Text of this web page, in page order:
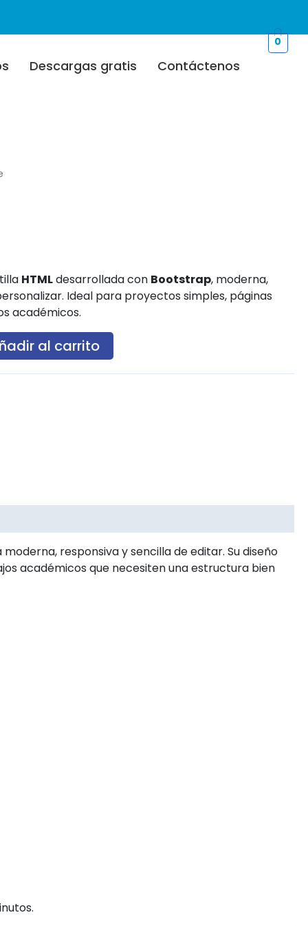
Descargas gratis Contáctenos
0
HTMLdesarrollada con Bootstrap, moderna,
Ideal para proyectos simples, páginas
académicos.
al carrito
responsiva y sencilla de editar. Su diseño
académicos que necesiten una estructura bien